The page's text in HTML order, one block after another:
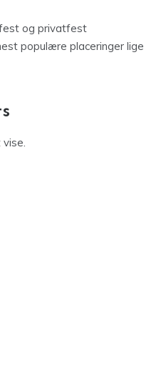
og privatfest
populære placeringer lige